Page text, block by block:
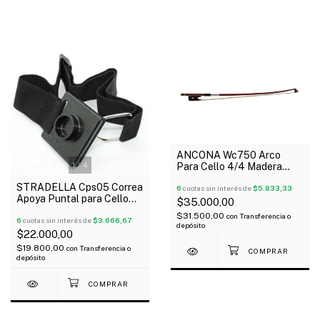
1/4
STRADELLA Cps05 Correa
Apoya Puntal para Cello
6 cuotas sin interés de$3.666,67
$22.000,00
$19.800,00 con Transferencia o
depósito
ANCONA Wc750 Arco
Para Cello 4/4 Madera
6 cuotas sin interés de$5.833,33
$35.000,00
$31.500,00 con Transferencia o
depósito